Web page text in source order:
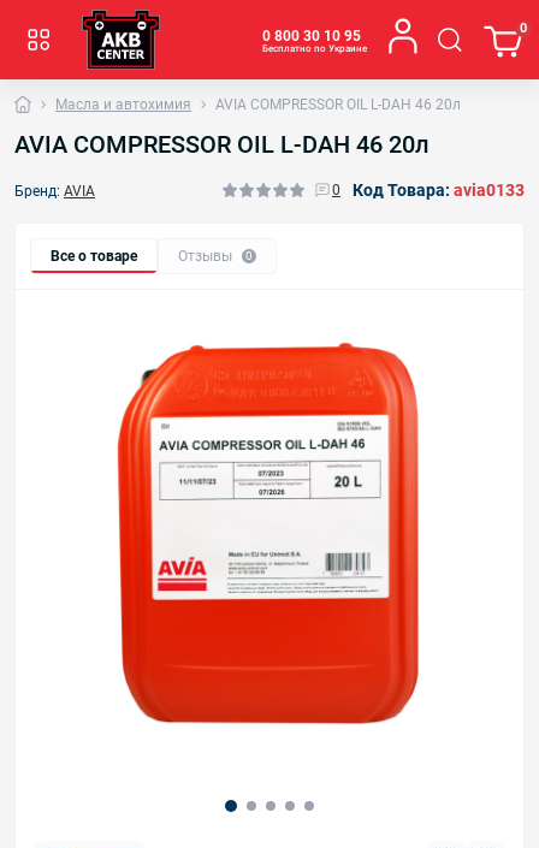
0 800 30 10 95
Бесплатно по Украине
0
Масла и автохимия AVIA COMPRESSOR OIL L-DAH 46 20л
AVIA COMPRESSOR OIL L-DAH 46 20л
Бренд: AVIA 0 Код Товара: avia0133
Все о товаре Отзывы 0